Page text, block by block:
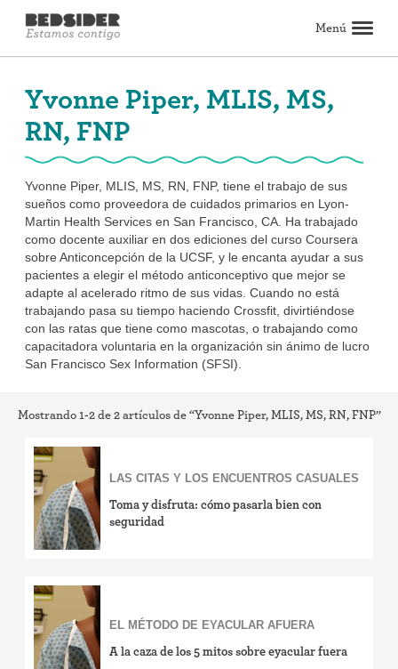
Menú
Anticonceptivos
Explorar métodos anticonceptivos
Comparar anticonceptivos
Cómo obtener métodos anticonceptivos
Artículos sobre anticonceptivos
Testimonios de métodos anticonceptivos
Ver todos
El aborto
Todo sobre el aborto
La píldora abortiva: Lo que puedes esperar
El procedimiento de aborto: Lo que puedes esperar
La píldora vs. el procedimiento: Cómo tomar la decisión
Preguntas comunes sobre el aborto
Artículos sobre el aborto
Ver todos
El sexo y las relaciones
Las citas y los encuentros casuales
Las relaciones
La masturbación
Los límites y el consentimiento
Mejor sexo
Ver todos
Salud y bienestar sexual
El período menstrual y la salud vaginal
El cuidado de la salud
El embarazo y la fertilidad
Las infecciones de transmisión sexual (ITS)
Ver todos
Estilo de vida e inspiración
El activismo y la política
La inspiración
Encuentra cuidado de salud
Yvonne Piper, MLIS, MS,
RN, FNP
Yvonne Piper, MLIS, MS, RN, FNP, tiene el trabajo de sus
sueños como proveedora de cuidados primarios en Lyon-
Martin Health Services en San Francisco, CA. Ha trabajado
como docente auxiliar en dos ediciones del curso Coursera
sobre Anticoncepción de la UCSF, y le encanta ayudar a sus
pacientes a elegir el método anticonceptivo que mejor se
adapte al acelerado ritmo de sus vidas. Cuando no está
trabajando pasa su tiempo haciendo Crossfit, divirtiéndose
con las ratas que tiene como mascotas, o trabajando como
capacitadora voluntaria en la organización sin ánimo de lucro
San Francisco Sex Information (SFSI).
Mostrando 1-2 de 2 artículos de “Yvonne Piper, MLIS, MS, RN, FNP”
LAS CITAS Y LOS ENCUENTROS CASUALES
Toma y disfruta: cómo pasarla bien con
seguridad
EL MÉTODO DE EYACULAR AFUERA
A la caza de los 5 mitos sobre eyacular fuera